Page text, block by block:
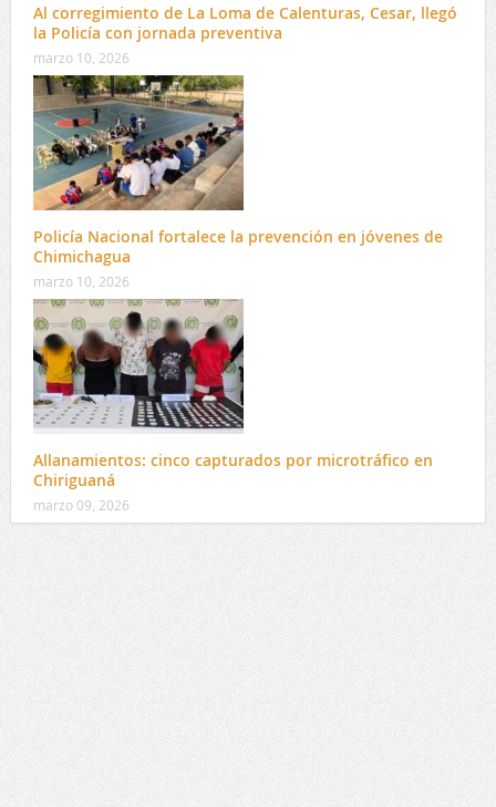
Al corregimiento de La Loma de Calenturas, Cesar, llegó
la Policía con jornada preventiva
marzo 10, 2026
Policía Nacional fortalece la prevención en jóvenes de
Chimichagua
marzo 10, 2026
Allanamientos: cinco capturados por microtráfico en
Chiriguaná
marzo 09, 2026